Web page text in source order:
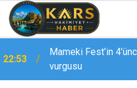
22:53
Mameki Fest’in
vurgusu
22:39
Kars-Akyaka yolcu